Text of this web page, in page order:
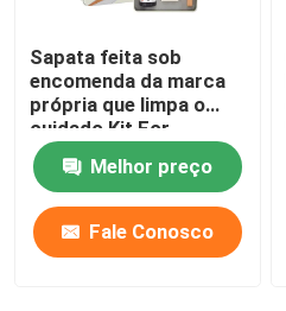
Sapata feita sob
encomenda da marca
própria que limpa o
cuidado Kit For
Sneakerhead de Kit
Sneaker Cleaner Spray
Suede
Melhor preço
Fale Conosco